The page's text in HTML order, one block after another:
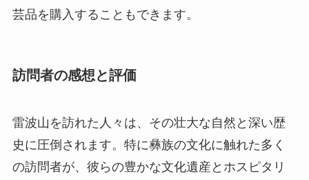
芸品を購入することもできます。
訪問者の感想と評価
雷波山を訪れた人々は、その壮大な自然と深い歴
史に圧倒されます。特に彝族の文化に触れた多く
の訪問者が、彼らの豊かな文化遺産とホスピタリ